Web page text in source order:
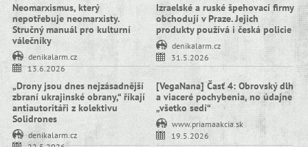
Neomarxismus, který
nepotřebuje neomarxisty.
Stručný manuál pro kulturní
válečníky
denikalarm.cz
13.6.2026
Izraelské a ruské špehovací firmy
obchodují v Praze. Jejich
produkty používá i česká policie
denikalarm.cz
31.5.2026
„Drony jsou dnes nejzásadnější
zbraní ukrajinské obrany,“ říkají
antiautoritáři z kolektivu
Solidrones
denikalarm.cz
[VegaNana] Časť 4: Obrovský dlh
a viaceré pochybenia, no údajne
„všetko sedí“
www.priamaakcia.sk
19.5.2026